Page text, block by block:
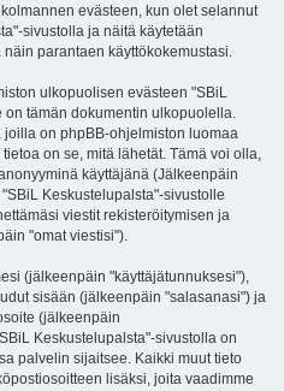
evästeen, kun olet selannut
sivustolla ja näitä käytetään
parantaen käyttökokemustasi.
ulkopuolisen evästeen "SBiL
on tämän dokumentin ulkopuolella.
on phpBB-ohjelmiston luomaa
on se, mitä lähetät. Tämä voi olla,
käyttäjänä (Jälkeenpäin
Keskustelupalsta"-sivustolle
viestit rekisteröitymisen ja
"omat viestisi").
(jälkeenpäin "käyttäjätunnuksesi"),
sisään (jälkeenpäin "salasanasi") ja
(jälkeenpäin
Keskustelupalsta"-sivustolla on
palvelin sijaitsee. Kaikki muut tieto
lisäksi, joita vaadimme